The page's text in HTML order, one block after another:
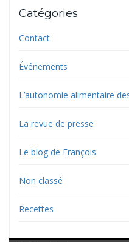
Catégories
Contact
Événements
L’autonomie alimentaire
La revue de presse
Le blog de François
Non classé
Recettes